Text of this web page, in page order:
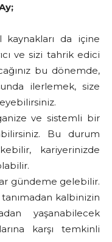
da içine
ve sizi tahrik edici
bu dönemde,
ilerlemek, size
ve sistemli bir
Bu durum
kariyerinizde
gündeme gelebilir.
kalbinizin
yaşanabilecek
karşı temkinli